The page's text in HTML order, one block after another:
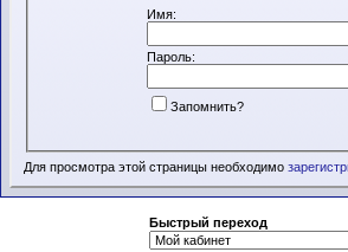
Имя:
Пароль:
Запомнить?
Для просмотра этой страницы необходимо
Быстрый переход